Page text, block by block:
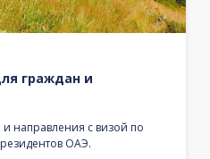
граждан и
направления с визой по
ОАЭ.